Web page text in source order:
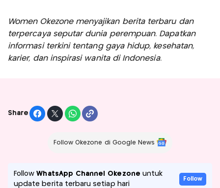
Women Okezone menyajikan berita terbaru dan
terpercaya seputar dunia perempuan. Dapatkan
informasi terkini tentang gaya hidup, kesehatan,
karier, dan inspirasi wanita di Indonesia.
Share
Follow Okezone di Google News
FollowWhatsApp Channel Okezone untuk
update berita terbaru setiap hari
Follow